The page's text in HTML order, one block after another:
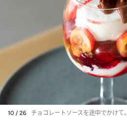
10 / 26 チョコレートソースを途中でかけて。